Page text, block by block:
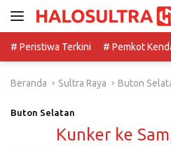
# Peristiwa Terkini
# Pemkot
Beranda Sultra Raya Buton
Buton Selatan
Kunker ke